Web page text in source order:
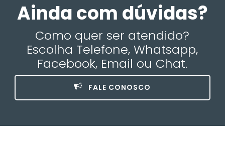
Ainda com dúvidas?
Como quer ser atendido?
Escolha Telefone, Whatsapp,
Facebook, Email ou Chat.
FALE CONOSCO